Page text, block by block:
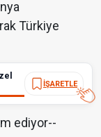
Türkiye
İŞARETLE
ediyor--